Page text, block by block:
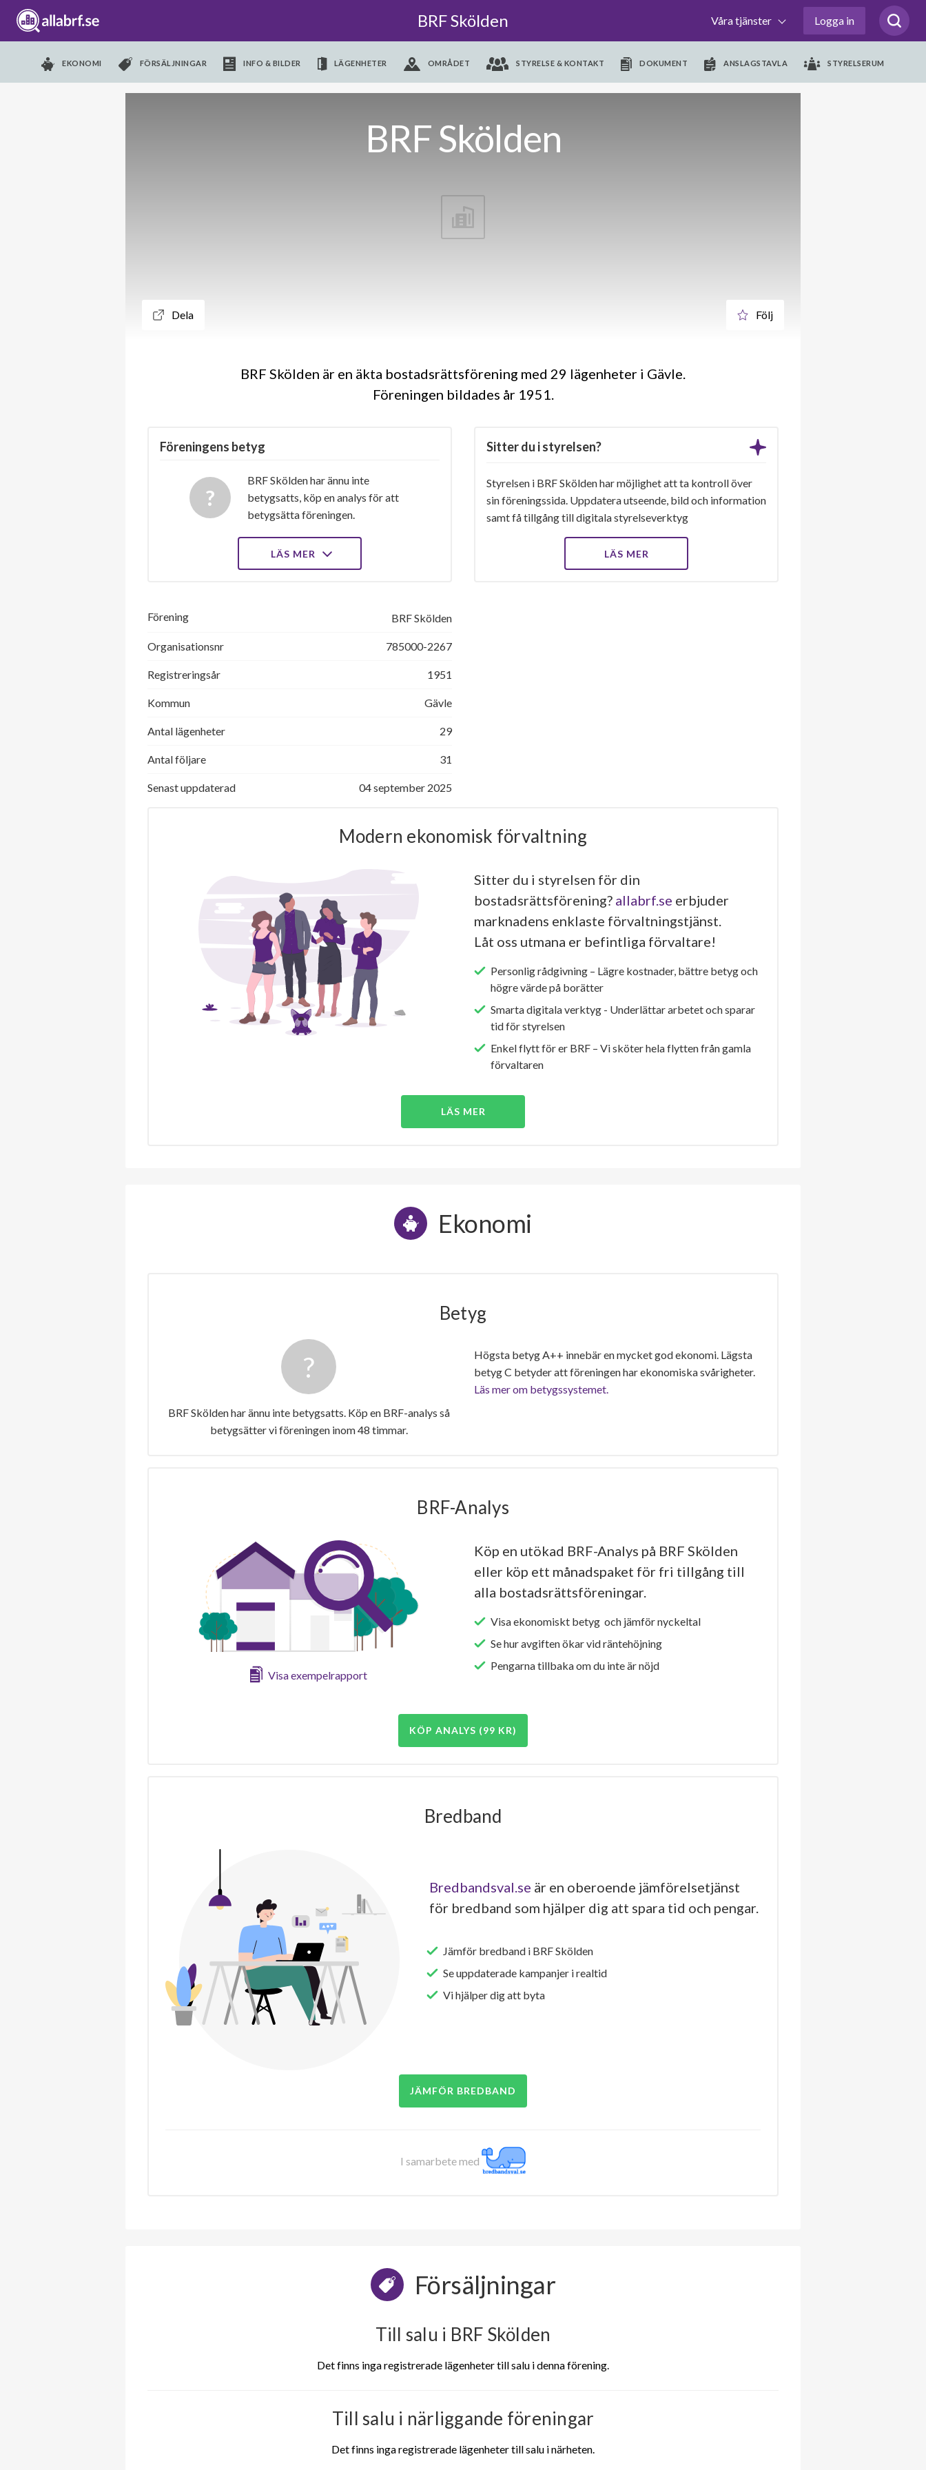
BRF Skölden Våra tjänster Logga in
EKONOMI FÖRSÄLJNINGAR INFO & BILDER LÄGENHETER OMRÅDET STYRELSE & KONTAKT DOKUMENT ANSLAGSTAVLA STYRELSERUM
BRF Skölden
Dela Följ
BRF Skölden är en äkta bostadsrättsförening med 29 lägenheter i Gävle.
Föreningen bildades år 1951
Föreningens betyg
BRF Skölden har ännu inte
betygsatts, köp en analys för att
betygsätta föreningen.
LÄS MER
Sitter du i styrelsen?
Styrelsen i BRF Skölden har möjlighet att ta kontroll över
sin föreningssida. Uppdatera utseende, bild och information
samt få tillgång till digitala styrelseverktyg
LÄS MER
Förening BRF Skölden
Organisationsnr 785000-2267
Registreringsår 1951
Kommun Gävle
Antal lägenheter 29
Antal följare 31
Senast uppdaterad 04 september 2025
Modern ekonomisk förvaltning
Sitter du i styrelsen för din
bostadsrättsförening? allabrf.se erbjuder
marknadens enklaste förvaltningstjänst.
Låt oss utmana er befintliga förvaltare!
Personlig rådgivning – Lägre kostnader, bättre betyg och
högre värde på borätter
Smarta digitala verktyg - Underlättar arbetet och sparar
tid för styrelsen
Enkel flytt för er BRF – Vi sköter hela flytten från gamla
förvaltaren
LÄS MER
Ekonomi
Betyg
BRF Skölden har ännu inte betygsatts. Köp en BRF-analys så
betygsätter vi föreningen inom 48 timmar.
Högsta betyg A++ innebär en mycket god ekonomi. Lägsta
betyg C betyder att föreningen har ekonomiska svårigheter.
Läs mer om betygssystemet.
BRF-Analys
Visa exempelrapport
Köp en utökad BRF-Analys på BRF Skölden
eller köp ett månadspaket för fri tillgång till
alla bostadsrättsföreningar.
Visa ekonomiskt betyg och jämför nyckeltal
Se hur avgiften ökar vid räntehöjning
Pengarna tillbaka om du inte är nöjd
KÖP ANALYS (99 KR)
Bredband
Bredbandsval.se är en oberoende jämförelsetjänst
för bredband som hjälper dig att spara tid och pengar.
Jämför bredband i BRF Skölden
Se uppdaterade kampanjer i realtid
Vi hjälper dig att byta
JÄMFÖR BREDBAND
I samarbete med
Försäljningar
Till salu i BRF Skölden
Det finns inga registrerade lägenheter till salu i denna förening.
Till salu i närliggande föreningar
Det finns inga registrerade lägenheter till salu i närheten.